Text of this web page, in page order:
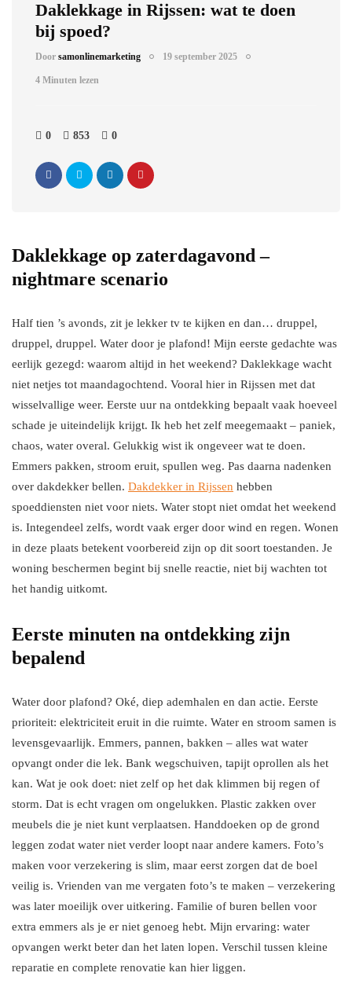
Daklekkage in Rijssen: wat te doen
bij spoed?
Door samonlinemarketing 19 september 2025
4 Minuten lezen
0 853 0
Daklekkage op zaterdagavond –
nightmare scenario
Half tien ’s avonds, zit je lekker tv te kijken en dan… druppel,
druppel, druppel. Water door je plafond! Mijn eerste gedachte was
eerlijk gezegd: waarom altijd in het weekend? Daklekkage wacht
niet netjes tot maandagochtend. Vooral hier in Rijssen met dat
wisselvallige weer. Eerste uur na ontdekking bepaalt vaak hoeveel
schade je uiteindelijk krijgt. Ik heb het zelf meegemaakt – paniek,
chaos, water overal. Gelukkig wist ik ongeveer wat te doen.
Emmers pakken, stroom eruit, spullen weg. Pas daarna nadenken
over dakdekker bellen. Dakdekker in Rijssen hebben
spoeddiensten niet voor niets. Water stopt niet omdat het weekend
is. Integendeel zelfs, wordt vaak erger door wind en regen. Wonen
in deze plaats betekent voorbereid zijn op dit soort toestanden. Je
woning beschermen begint bij snelle reactie, niet bij wachten tot
het handig uitkomt.
Eerste minuten na ontdekking zijn
bepalend
Water door plafond? Oké, diep ademhalen en dan actie. Eerste
prioriteit: elektriciteit eruit in die ruimte. Water en stroom samen is
levensgevaarlijk. Emmers, pannen, bakken – alles wat water
opvangt onder die lek. Bank wegschuiven, tapijt oprollen als het
kan. Wat je ook doet: niet zelf op het dak klimmen bij regen of
storm. Dat is echt vragen om ongelukken. Plastic zakken over
meubels die je niet kunt verplaatsen. Handdoeken op de grond
leggen zodat water niet verder loopt naar andere kamers. Foto’s
maken voor verzekering is slim, maar eerst zorgen dat de boel
veilig is. Vrienden van me vergaten foto’s te maken – verzekering
was later moeilijk over uitkering. Familie of buren bellen voor
extra emmers als je er niet genoeg hebt. Mijn ervaring: water
opvangen werkt beter dan het laten lopen. Verschil tussen kleine
reparatie en complete renovatie kan hier liggen.